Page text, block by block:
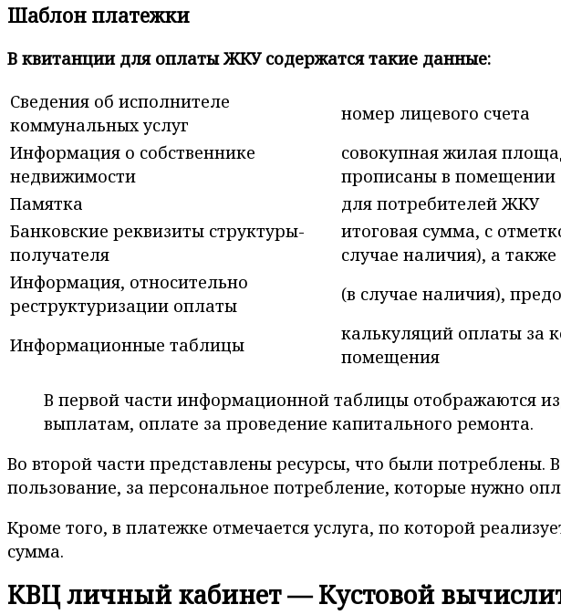
Шаблон платежки
В квитанции для оплаты ЖКУ содержатся такие данные:
Сведения об исполнителе
коммунальных услуг
номер лицевого счета
Информация о собственнике
недвижимости
совокупная жилая
прописаны в помещении
Памятка
для потребителей ЖКУ
Банковские реквизиты структуры-
получателя
итоговая сумма, с
случае наличия), а
Информация, относительно
реструктуризации оплаты
(в случае наличия),
Информационные таблицы
калькуляций оплаты за
помещения
В первой части информационной таблицы отображаются
выплатам, оплате за проведение капитального ремонта.
Во второй части представлены ресурсы, что были
пользование, за персональное потребление, которые нужно
Кроме того, в платежке отмечается услуга, по которой
сумма.
КВЦ личный кабинет — Кустовой